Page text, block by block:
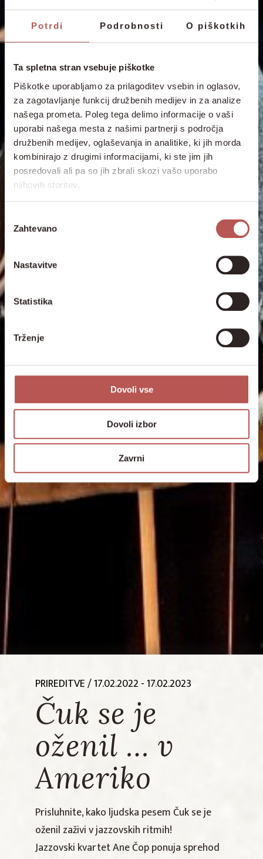
Potrdi Podrobnosti O piškotkih
Ta spletna stran vsebuje piškotke
Piškotke uporabljamo za prilagoditev vsebin in oglasov,
za zagotavljanje funkcij družbenih medijev in za analize
našega prometa. Poleg tega delimo informacije o vaši
uporabi našega mesta z našimi partnerji s področja
družbenih medijev, oglaševanja in analitike, ki jih morda
kombinirajo z drugimi informacijami, ki ste jim jih
posredovali ali pa so jih zbrali skozi vašo uporabo
njihovih storitev.
soglasja
Zahtevano
Nastavitve
Statistika
Trženje
Dovoli vse
Dovoli izbor
Zavrni
PRIREDITVE/ 17.02.2022 - 17.02.2023
Čuk se je
oženil … v
Ameriko
Prisluhnite, kako ljudska pesem Čuk se je
oženil zaživi v jazzovskih ritmih!
Jazzovski kvartet Ane Čop ponuja sprehod